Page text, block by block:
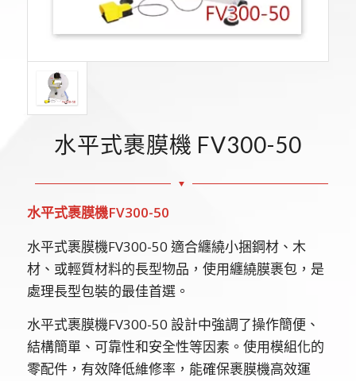
水平式裹膜機 FV300-50
水平式裹膜機FV300-50
水平式裹膜機FV300-50 適合纏繞小捆鋼材、木
材、或輕質材料的長型物品，使用纏繞膜裹包，是
處理長型包裝的最佳首選。
水平式裹膜機FV300-50 設計中強調了操作簡便、
結構簡單、可靠性和安全性等因素。使用模組化的
零配件，有效降低維修率，能確保裹膜機高效運